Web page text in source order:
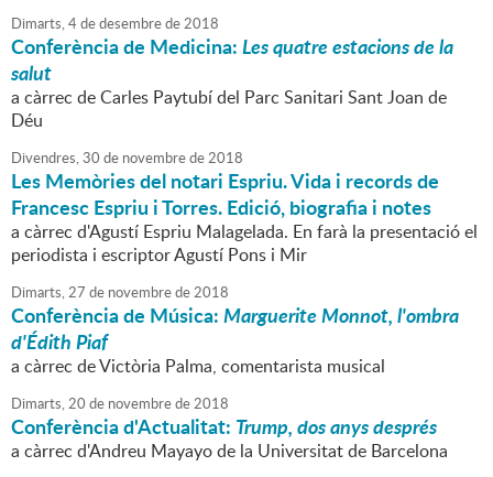
Dimarts,4dedesembrede2018
Conferència de Medicina:Les quatre estacions de la
salut
a càrrec de Carles Paytubí del Parc Sanitari Sant Joan de
Déu
Divendres,30 de novembrede2018
Les Memòries del notari Espriu. Vida i records de
Francesc Espriu i Torres. Edició, biografia i notes
a càrrec d'Agustí Espriu Malagelada. En farà la presentació el
periodista i escriptor Agustí Pons i Mir
Dimarts,27 de novembrede2018
Conferència de Música:Marguerite Monnot, l'ombra
d'Édith Piaf
a càrrec de Victòria Palma, comentarista musical
Dimarts,20 de novembrede2018
Conferència d'Actualitat: Trump, dos anys després
a càrrec d'Andreu Mayayo de la Universitat de Barcelona